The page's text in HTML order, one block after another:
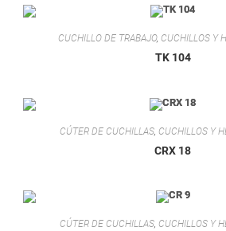
CUCHILLO DE TRABAJO, CUCHILLOS Y
TK 104
CÚTER DE CUCHILLAS ,CUCHILLOS Y
CRX 18
CÚTER DE CUCHILLAS,CUCHILLOS Y